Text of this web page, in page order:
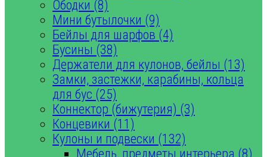
Ободки (8)
Мини бутылочки (9)
Бейлы для шарфов (4)
Бусины (38)
Держатели для кулонов, бейлы (13)
Замки, застежки, карабины, кольца
для бус (25)
Коннектор (бижутерия) (3)
Концевики (11)
Кулоны и подвески (132)
Мебель, предметы интерьера (8)